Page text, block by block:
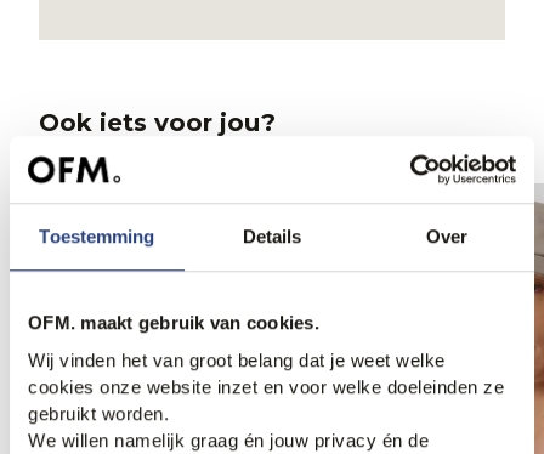
Toestemming Details Over
OFM. maakt gebruik van cookies.
Wij vinden het van groot belang dat je weet welke
cookies onze website inzet en voor welke doeleinden ze
gebruikt worden.
We willen namelijk graag én jouw privacy én de
Ook iets voor jou?